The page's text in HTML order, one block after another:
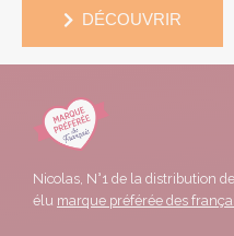
DÉCOUVRIR
Nicolas, N°1 de la distribution
élu marque préférée des